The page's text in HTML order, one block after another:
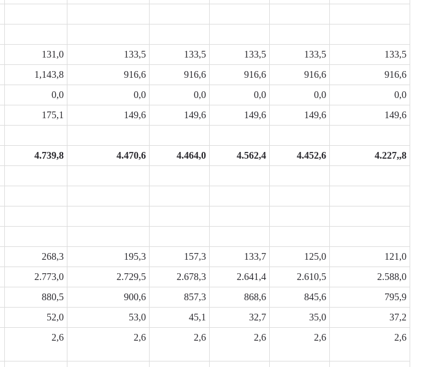
131,0 133,5 133,5 133,5 133,5
133,5
1,143,8 916,6 916,6 916,6 916,6
916,6
0,0 0,0 0,0 0,0 0,0
0,0
175,1 149,6 149,6 149,6 149,6 149,6
4.739,8 4.470,6 4.464,0 4.562,4 4.452,6 4.227,,8
268,3 195,3 157,3 133,7 125,0
121,0
2.773,0 2.729,5 2.678,3 2.641,4 2.610,5
2.588,0
880,5 900,6 857,3 868,6 845,6
795,9
52,0 53,0 45,1 32,7 35,0
37,2
2,6 2,6 2,6 2,6 2,6 2,6